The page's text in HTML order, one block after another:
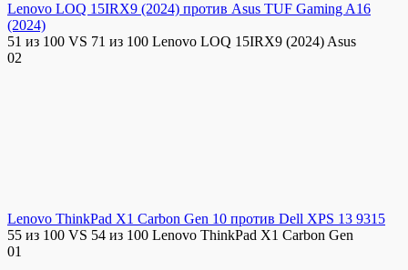
Lenovo LOQ 15IRX9 (2024) против Asus TUF Gaming A16
(2024)
51 из 100 VS 71 из 100 Lenovo LOQ 15IRX9 (2024) Asus
02
Lenovo ThinkPad X1 Carbon Gen 10 против Dell XPS 13 9315
55 из 100 VS 54 из 100 Lenovo ThinkPad X1 Carbon Gen
01